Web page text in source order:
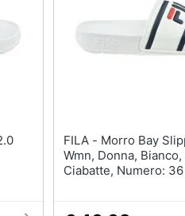
FILA - Morro Bay Slipper 2.0
Wmn, Donna, Bianco,
Ciabatte, Numero: 36